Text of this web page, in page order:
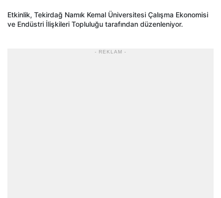
Etkinlik, Tekirdağ Namık Kemal Üniversitesi Çalışma Ekonomisi
ve Endüstri İlişkileri Topluluğu tarafından düzenleniyor.
- REKLAM -